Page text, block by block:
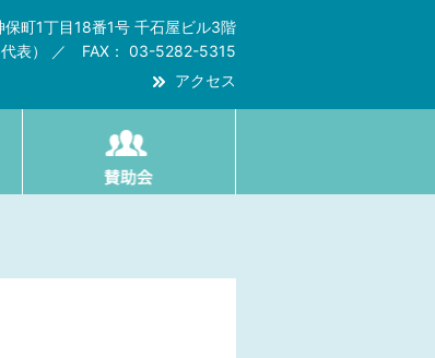
町1丁目18番1号 千石屋ビル3階
表） ／ FAX： 03-5282-5315
アクセス